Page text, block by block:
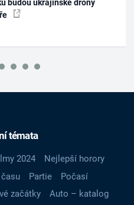
budou ukrajinské drony
témata
2024
Nejlepší horory
Partie
Počasí
začátky
Auto – katalog